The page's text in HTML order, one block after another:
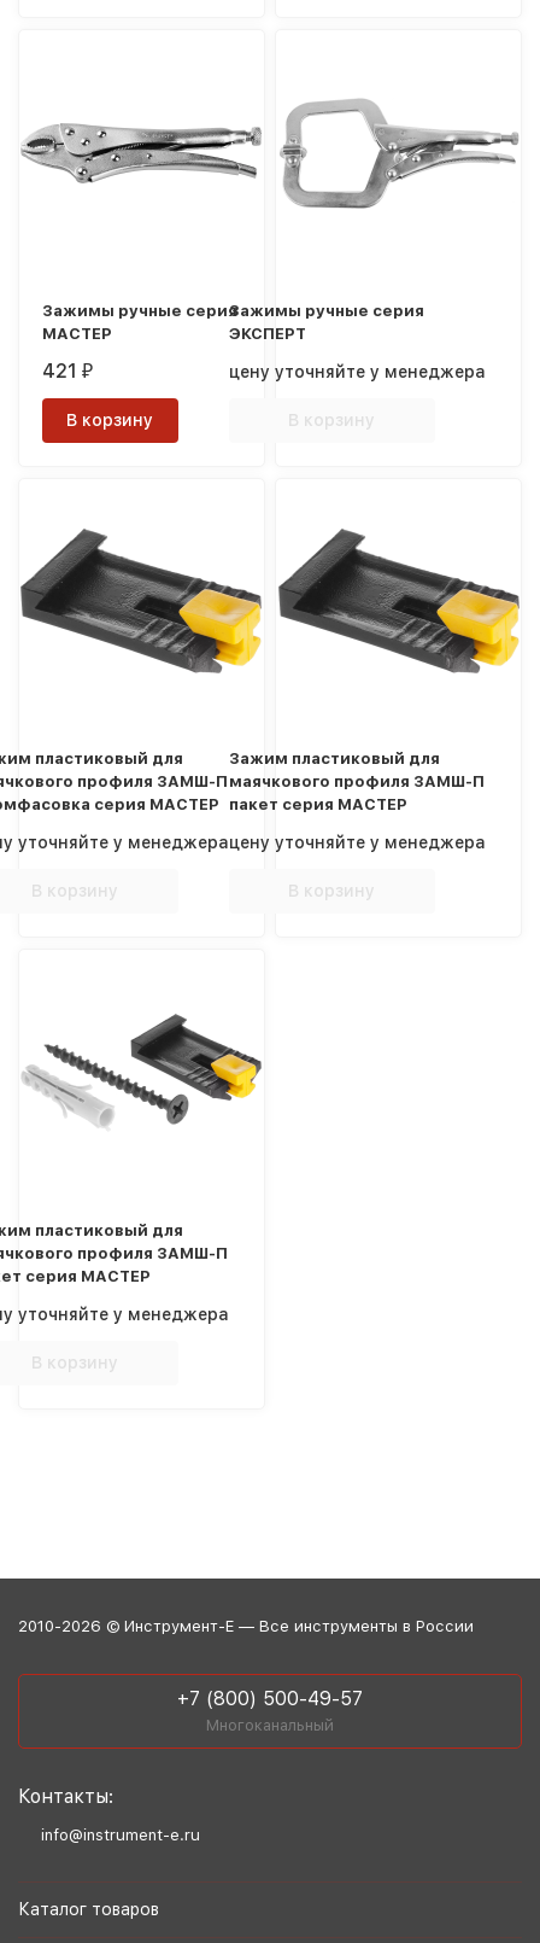
Зажимы ручные серия
МАСТЕР
421₽
В корзину
Зажимы ручные серия
ЭКСПЕРТ
цену уточняйте у менеджера
В корзину
пластиковый для
профиля ЗАМШ-П
серия МАСТЕР
уточняйте у менеджера
В корзину
Зажим пластиковый для
маячкового профиля ЗАМШ-П
пакет серия МАСТЕР
цену уточняйте у менеджера
В корзину
пластиковый для
профиля ЗАМШ-П
серия МАСТЕР
уточняйте у менеджера
В корзину
2010-2026 © Инструмент-Е — Все инструменты в России
+7 (800) 500-49-57
Многоканальный
Контакты:
info@instrument-e.ru
Каталог товаров